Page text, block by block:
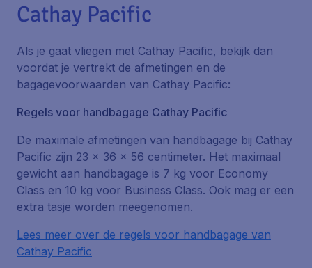
Cathay Pacific
Als je gaat vliegen met Cathay Pacific, bekijk dan
voordat je vertrekt de afmetingen en de
bagagevoorwaarden van Cathay Pacific:
Regels voor handbagage Cathay Pacific
De maximale afmetingen van handbagage bij Cathay
Pacific zijn 23 x 36 x 56 centimeter. Het maximaal
gewicht aan handbagage is 7 kg voor Economy
Class en 10 kg voor Business Class. Ook mag er een
extra tasje worden meegenomen.
Lees meer over de regels voor handbagage van
Cathay Pacific